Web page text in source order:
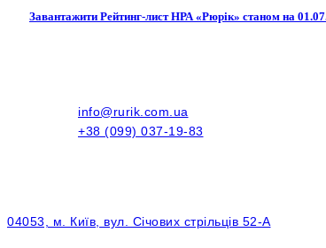
Завантажити Рейтинг-лист НРА «Рюрік» станом на
info@rurik.com.ua
+38 (099) 037-19-83
04053, м. Київ, вул. Січових стрільців 52-А